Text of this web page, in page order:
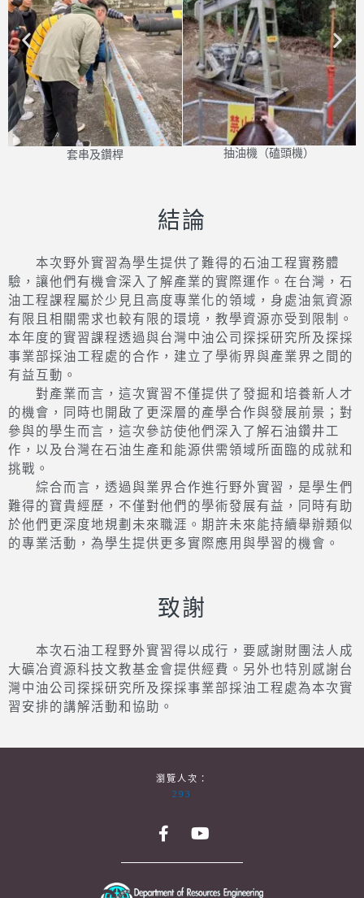
結論
本次野外實習為學生提供了難得的石油工程實務體
驗，讓他們有機會深入了解產業的實際運作。在台灣，石
油工程課程屬於少見且高度專業化的領域，身處油氣資源
有限且相關需求也較有限的環境，教學資源亦受到限制。
本年度的實習課程透過與台灣中油公司探採研究所及探採
事業部採油工程處的合作，建立了學術界與產業界之間的
有益互動。
對產業而言，這次實習不僅提供了發掘和培養新人才
的機會，同時也開啟了更深層的產學合作與發展前景；對
參與的學生而言，這次參訪使他們深入了解石油鑽井工
作，以及台灣在石油生產和能源供需領域所面臨的成就和
挑戰。
綜合而言，透過與業界合作進行野外實習，是學生們
的專業活動，為學生提供更多實際應用與學習的機會。
致謝
本次石油工程野外實習得以成行，要感謝財團法人成
瀏覽人次：